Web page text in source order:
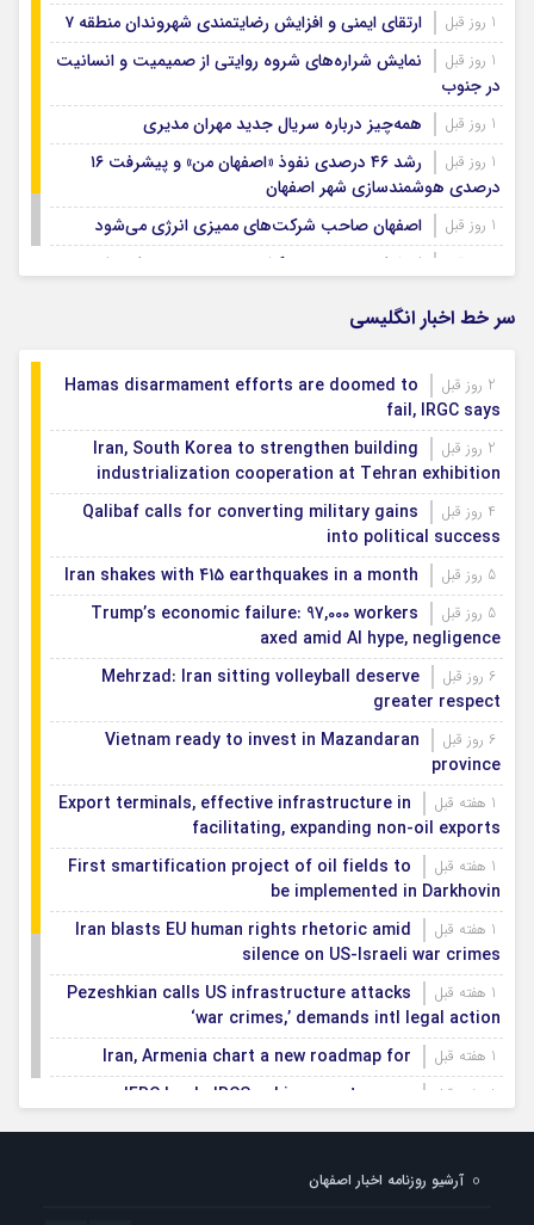
ارتقای ایمنی و افزایش رضایتمندی شهروندان منطقه ۷
نمایش شراره‌های شروه روایتی از صمیمیت و انسانیت
در جنوب
همه‌چیز درباره سریال جدید مهران مدیری
رشد ۴۶ درصدی نفوذ «اصفهان من» و پیشرفت ۱۶
درصدی هوشمندسازی شهر اصفهان
اصفهان صاحب شرکت‌های ممیزی انرژی می‌شود
اصفهان رتبه نخست کشور در توسعه و حمایت از
سر خط اخبار انگلیسی
Hamas disarmament efforts are doomed to
fail, IRGC says
Iran, South Korea to strengthen building
industrialization cooperation at Tehran exhibition
Qalibaf calls for converting military gains
into political success
Iran shakes with 415 earthquakes in a month
Trump’s economic failure: 97,000 workers
axed amid AI hype, negligence
Mehrzad: Iran sitting volleyball deserve
greater respect
Vietnam ready to invest in Mazandaran
province
Export terminals, effective infrastructure in
facilitating, expanding non-oil exports
First smartification project of oil fields to
be implemented in Darkhovin
Iran blasts EU human rights rhetoric amid
silence on US-Israeli war crimes
Pezeshkian calls US infrastructure attacks
‘war crimes,’ demands intl legal action
Iran, Armenia chart a new roadmap for
IFRC lauds IRCS achievements, says
fate: 2026 Asian games
آرشیو روزنامه اخبار اصفهان